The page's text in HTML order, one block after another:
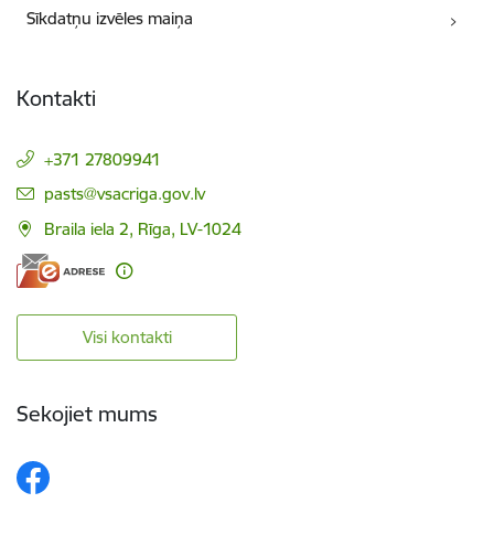
Sīkdatņu izvēles maiņa
Kontakti
+371 27809941
E-pasts:
pasts@vsacriga.gov.lv
Braila iela 2, Rīga, LV-1024
Visi kontakti
Sekojiet mums